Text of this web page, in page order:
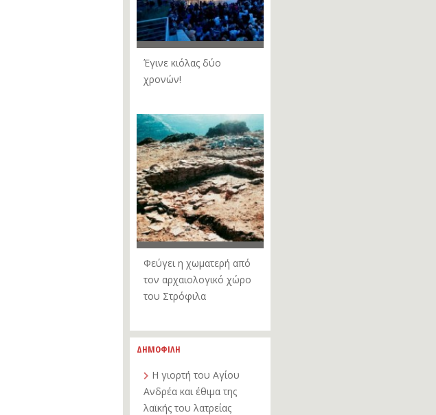
Έγινε κιόλας δύο
χρονών!
Φεύγει η χωματερή από
τον αρχαιολογικό χώρο
του Στρόφιλα
ΔΗΜΟΦΙΛΗ
Η γιορτή του Αγίου
Ανδρέα και έθιμα της
λαϊκής του λατρείας